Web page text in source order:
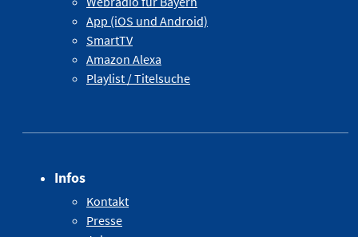
App (iOS und Android)
SmartTV
Amazon Alexa
Playlist / Titelsuche
Infos
Kontakt
Presse